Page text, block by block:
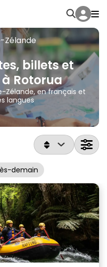
Zélande
billets et
Rotorua
Zélande, en français et
langues
demain